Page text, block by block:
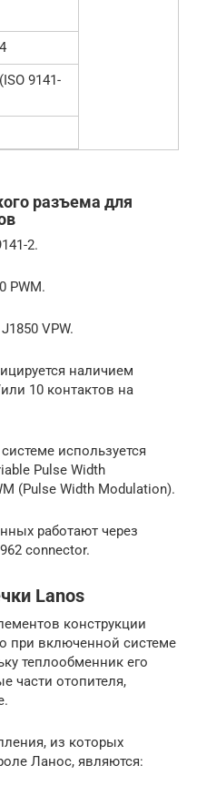
9141-
разъема для
2.
PWM.
VPW.
наличием
10 контактов на
используется
Pulse Width
(Pulse Width Modulation).
работают через
connector.
Lanos
конструкции
при включенной системе
теплообменник его
части отопителя,
из которых
Ланос, являются: